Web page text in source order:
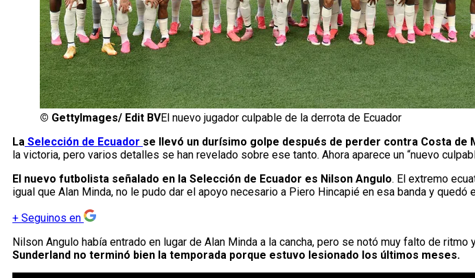
© GettyImages/ Edit BVEl nuevo jugador culpable de la derrota de Ecuador
La Selección de Ecuador se llevó un durísimo golpe después de perder contra Costa de
la victoria, pero varios detalles se han revelado sobre ese tanto. Ahora aparece un “nuevo
El nuevo futbolista señalado en la Selección de Ecuador es Nilson Angulo. El extremo
igual que Alan Minda, no le pudo dar el apoyo necesario a Piero Hincapié en esa banda y quedó
+ Seguinos en
Nilson Angulo había entrado en lugar de Alan Minda a la cancha, pero se notó muy falto de
Sunderland no terminó bien la temporada porque estuvo lesionado los últimos meses.